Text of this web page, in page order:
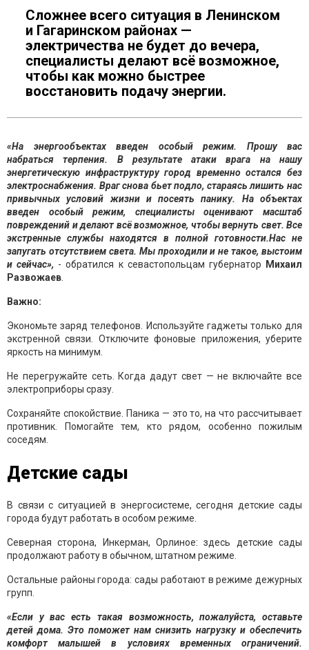
Сложнее всего ситуация в Ленинском
и Гагаринском районах —
электричества не будет до вечера,
специалисты делают всё возможное,
чтобы как можно быстрее
восстановить подачу энергии.
​​​​​​​«На энергообъектах введен особый режим. Прошу вас
набраться терпения. В результате атаки врага на нашу
энергетическую инфраструктуру город временно остался без
электроснабжения. Враг снова бьет подло, стараясь лишить нас
привычных условий жизни и посеять панику. На объектах
введен особый режим, специалисты оценивают масштаб
повреждений и делают всё возможное, чтобы вернуть свет. Все
экстренные службы находятся в полной готовности.Нас не
запугать отсутствием света. Мы проходили и не такое, выстоим
и сейчас», - обратился к севастопольцам губернатор Михаил
Развожаев
Важно:
Экономьте заряд телефонов. Используйте гаджеты только для
экстренной связи. Отключите фоновые приложения, уберите
яркость на минимум.
Не перегружайте сеть. Когда дадут свет — не включайте все
электроприборы сразу.
Сохраняйте спокойствие. Паника — это то, на что рассчитывает
противник. Помогайте тем, кто рядом, особенно пожилым
соседям.
Детские сады
В связи с ситуацией в энергосистеме, сегодня детские сады
города будут работать в особом режиме.
Северная сторона, Инкерман, Орлиное: здесь детские сады
продолжают работу в обычном, штатном режиме.
Остальные районы города: сады работают в режиме дежурных
групп.
«Если у вас есть такая возможность, пожалуйста, оставьте
детей дома. Это поможет нам снизить нагрузку и обеспечить
комфорт малышей в условиях временных ограничений.